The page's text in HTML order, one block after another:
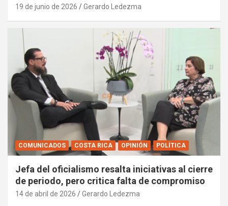
19 de junio de 2026 Gerardo Ledezma
COMUNICADOS COSTA RICA OPINIÓN POLÍTICA
Jefa del oficialismo resalta iniciativas al cierre
de periodo, pero critica falta de compromiso
14 de abril de 2026 Gerardo Ledezma